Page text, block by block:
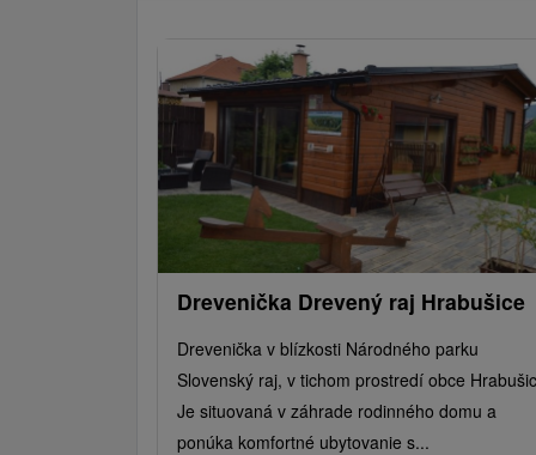
Drevenička Drevený raj Hrabušice
Drevenička v blízkosti Národného parku
Slovenský raj, v tichom prostredí obce
Je situovaná v záhrade rodinného domu a
ponúka komfortné ubytovanie s...